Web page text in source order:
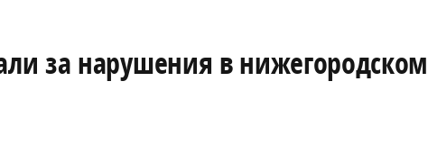
за нарушения в